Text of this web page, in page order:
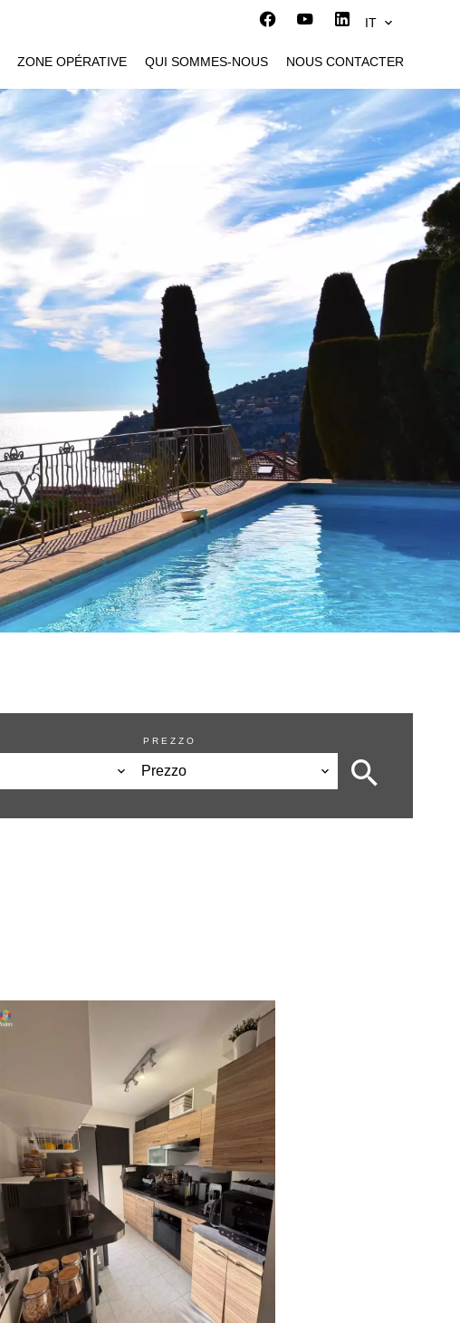
IT
ZONE OPÉRATIVE QUI SOMMES-NOUS NOUS CONTACTER
PREZZO
Prezzo